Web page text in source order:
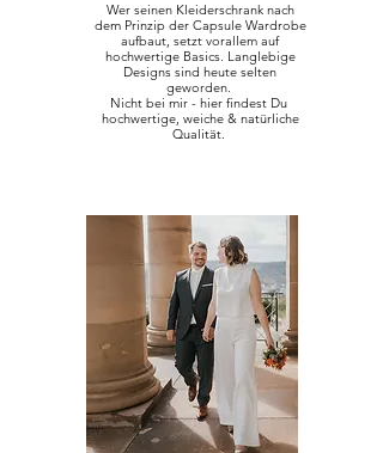
Wer seinen Kleiderschrank nach
dem Prinzip der Capsule Wardrobe
aufbaut, setzt vorallem auf
hochwertige Basics. Langlebige
Designs sind heute selten
geworden.
Nicht bei mir - hier findest Du
hochwertige, weiche & natürliche
Qualität.